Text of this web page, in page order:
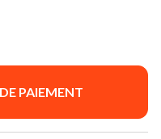
PAIEMENT